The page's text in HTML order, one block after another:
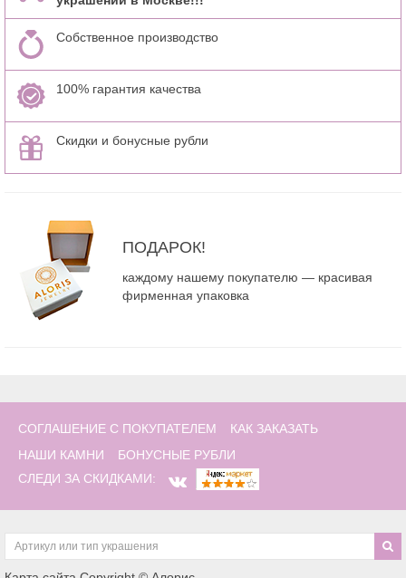
Собственное производство
100% гарантия качества
Скидки и бонусные рубли
ПОДАРОК!
каждому нашему покупателю — красивая
фирменная упаковка
СОГЛАШЕНИЕ С ПОКУПАТЕЛЕМ
КАК ЗАКАЗАТЬ
НАШИ КАМНИ
БОНУСНЫЕ РУБЛИ
СЛЕДИ ЗА СКИДКАМИ: